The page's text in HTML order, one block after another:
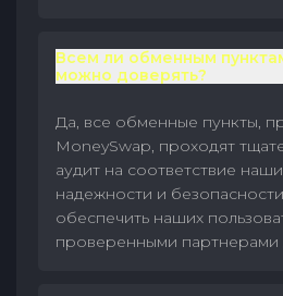
Всем ли обменным
можно доверять?
Да, все обменные пункты,
MoneySwap, проходят
аудит на соответствие
надежности и
обеспечить наших
проверенными партнерами